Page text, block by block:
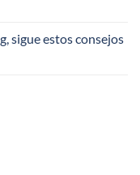
sigue estos consejos